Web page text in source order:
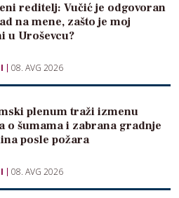
reditelj: Vučić je odgovoran
na mene, zašto je moj
u Uroševcu?
08. AVG 2026
plenum traži izmenu
o šumama i zabrana gradnje
posle požara
08. AVG 2026